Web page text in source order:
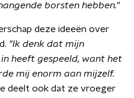
borsten hebben."
deze ideeën over
"Ik denk dat mijn
heeft gespeeld, want het
mij enorm aan mijzelf.
deelt ook dat ze vroeger